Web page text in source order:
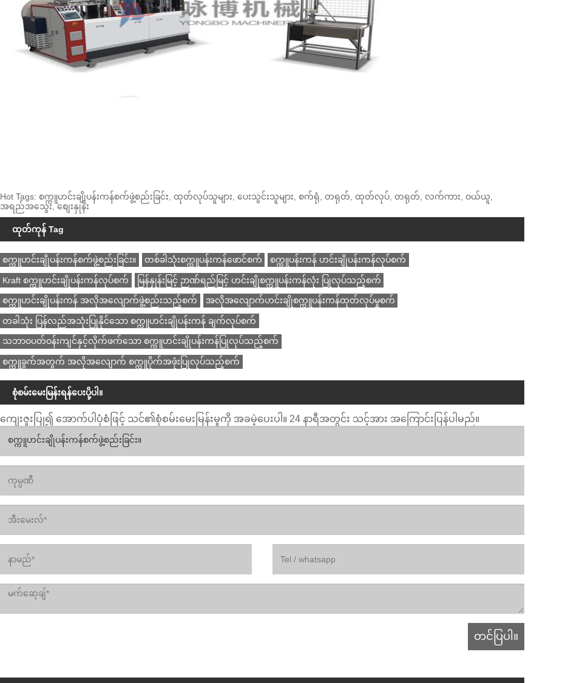
Hot Tags: စက္ကူဟင်းချိုပန်းကန်စက်ဖွဲ့စည်းခြင်း, ထုတ်လုပ်သူများ, ပေးသွင်းသူများ, စက်ရုံ, တရုတ်, ထုတ်လုပ်, တရုတ်, လက်ကား, ဝယ်ယူ,
အရည်အသွေး, စျေးနှုန်း
ထုတ်ကုန် Tag
စက္ကူဟင်းချိုပန်းကန်စက်ဖွဲ့စည်းခြင်း။ တစ်ခါသုံးစက္ကူပန်းကန်ဖောင်စက် စက္ကူပန်းကန် ဟင်းချိုပန်းကန်လုပ်စက်
Kraft စက္ကူဟင်းချိုပန်းကန်လုပ်စက် မြန်နှုန်းမြင့် ဉာဏ်ရည်မြင့် ဟင်းချိုစက္ကူပန်းကန်လုံး ပြုလုပ်သည့်စက်
စက္ကူဟင်းချိုပန်းကန် အလိုအလျောက်ဖွဲ့စည်းသည့်စက် အလိုအလျောက်ဟင်းချိုစက္ကူပန်းကန်ထုတ်လုပ်မှုစက်
တခါသုံး ပြန်လည်အသုံးပြုနိုင်သော စက္ကူဟင်းချိုပန်းကန် ချက်လုပ်စက်
သဘာဝပတ်ဝန်းကျင်နှင့်လိုက်ဖက်သော စက္ကူဟင်းချိုပန်းကန်ပြုလုပ်သည့်စက်
စက္ကူခွက်အတွက် အလိုအလျောက် စက္ကူပိုက်အဖုံးပြုလုပ်သည့်စက်
စုံစမ်းမေးမြန်းရန်ပေးပို့ပါ။
ကျေးဇူးပြု၍ အောက်ပါပုံစံဖြင့် သင်၏စုံစမ်းမေးမြန်းမှုကို အခမဲ့ပေးပါ။ 24 နာရီအတွင်း သင့်အား အကြောင်းပြန်ပါမည်။